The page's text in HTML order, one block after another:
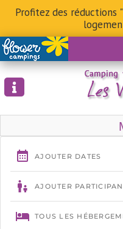
Profitez des réductions
Skip
to
content